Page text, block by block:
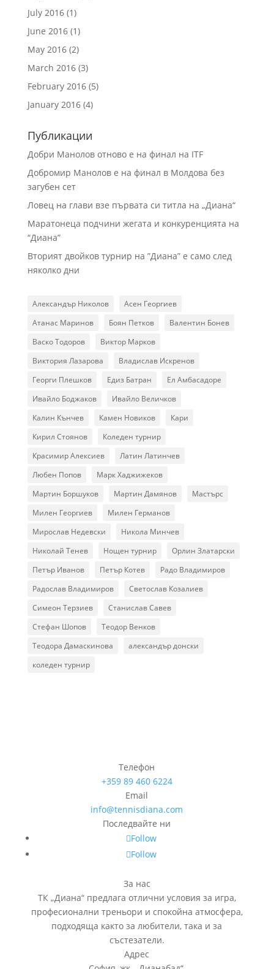
July 2016(1)
June 2016(1)
May 2016(2)
March 2016(3)
February 2016(5)
January 2016(4)
Публикации
Добри Манолов отново е на финал на ITF
Добромир Манолов е на финал в Молдова без
загубен сет
Ловец на глави взе първата си титла на „Диана“
Маратонеца подчини жегата и конкуренцията на
“Диана”
Вторият двойков турнир на ”Диана” е само след
няколко дни
Александър Николов
Асен Георгиев
Атанас Маринов
Боян Петков
Валентин Бонев
Васко Тодоров
Виктор Марков
Виктория Лазарова
Владислав Искренов
Георги Плешков
Едиз Батран
Ел Амбасадоре
Ивайло Боджаков
Ивайло Величков
Калин Кънчев
Камен Новиков
Кари
Кирил Стоянов
Коледен турнир
Красимир Алексиев
Латин Латинчев
Любен Попов
Марк Хаджижеков
Мартин Боршуков
Мартин Дамянов
Мастърс
Милен Георгиев
Милен Германов
Мирослав Недевски
Никола Минчев
Николай Тенев
Нощен турнир
Орлин Златарски
Петър Иванов
Петър Котев
Радо Владимиров
Радослав Владимиров
Светослав Козалиев
Симеон Терзиев
Станислав Савев
Стефан Шопов
Теодор Венков
Теодора Дамаскинова
александър донски
коледен турнир
Телефон
+359 89 460 6224­
Email
info@tennisdiana.com
Последвайте ни
Follow
Follow
За нас
ТК „Диана“ предлага отлични условия за игра,
професионални треньори и спокойна атмосфера,
подходяща както за любители, така и за
състезатели.
Адрес